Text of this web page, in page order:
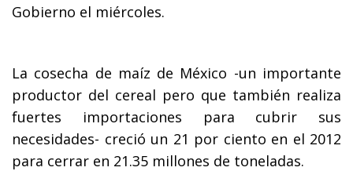
Gobierno el miércoles.
La cosecha de maíz de México -un importante
productor del cereal pero que también realiza
fuertes importaciones para cubrir sus
necesidades- creció un 21 por ciento en el 2012
para cerrar en 21.35 millones de toneladas.